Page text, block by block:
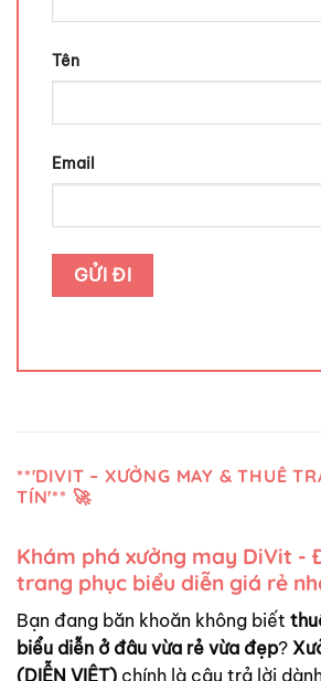
Tên
Email
**'DIVIT – XƯỞNG MAY & THUÊ
TÍN'** 🚀
Khám phá xưởng may DiVit -
trang phục biểu diễn giá rẻ
Bạn đang băn khoăn không biết
biểu diễn ở đâu vừa rẻ vừa đẹp?
(DIỄN VIỆT) chính là câu trả lời